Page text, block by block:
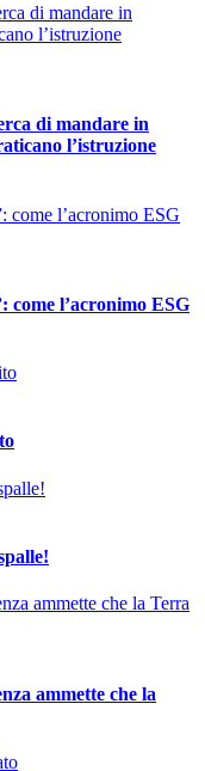
di mandare in
l’istruzione
come l’acronimo ESG
ammette che la